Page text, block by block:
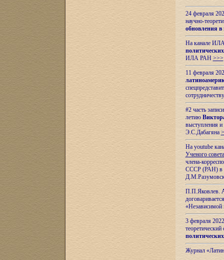
24 февраля
научно-
обновления в
На канале
ИЛА РАН >>>
11 февраля
#2 часть
летию
выступления
Э.С.Дабагяна
На youtube
Ученого
члена-
СССР (РАН) в
П.П.Яковлев.
«Независимой
3 февраля
теоретический
Журнал